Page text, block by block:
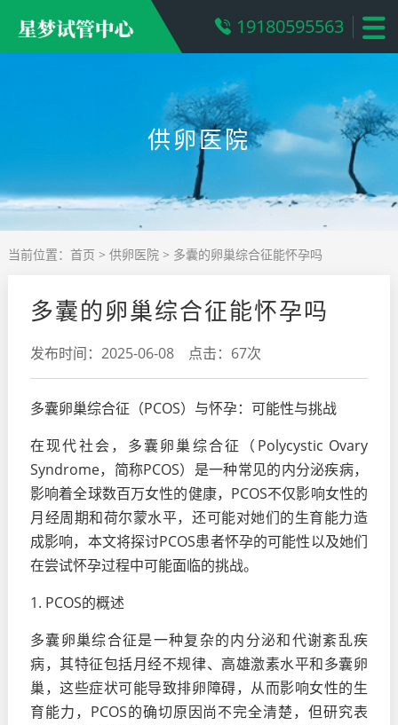
19180595563
供卵医院
当前位置： 首页 > 供卵医院> 多囊的卵巢综合征能怀孕吗
多囊的卵巢综合征能怀孕吗
发布时间：2025-06-08 点击：67次
多囊卵巢综合征（PCOS）与怀孕：可能性与挑战
在现代社会，多囊卵巢综合征（Polycystic Ovary
Syndrome，简称PCOS）是一种常见的内分泌疾病，
影响着全球数百万女性的健康，PCOS不仅影响女性的
月经周期和荷尔蒙水平，还可能对她们的生育能力造
成影响，本文将探讨PCOS患者怀孕的可能性以及她们
在尝试怀孕过程中可能面临的挑战。
1. PCOS的概述
多囊卵巢综合征是一种复杂的内分泌和代谢紊乱疾
病，其特征包括月经不规律、高雄激素水平和多囊卵
巢，这些症状可能导致排卵障碍，从而影响女性的生
育能力，PCOS的确切原因尚不完全清楚，但研究表